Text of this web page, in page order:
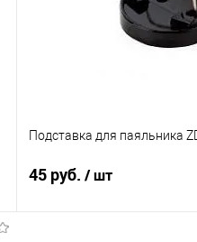
Подставка для паяльника
45 руб. / шт